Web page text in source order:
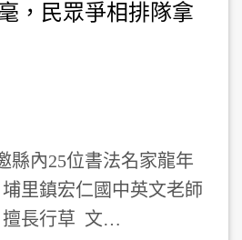
，民眾爭相排隊拿
縣內25位書法名家龍年
里鎮宏仁國中英文老師
擅長行草 文…